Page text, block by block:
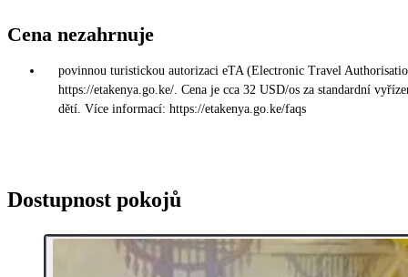
Cena nezahrnuje
povinnou turistickou autorizaci eTA (Electronic Travel
https://etakenya.go.ke/. Cena je cca 32 USD/os za standardní
dětí. Více informací: https://etakenya.go.ke/faqs
Dostupnost pokojů